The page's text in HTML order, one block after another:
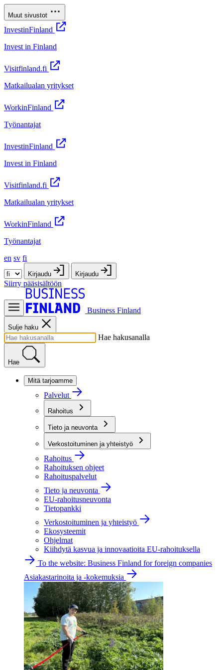
Muut sivustot
InvestinFinland
Invest in Finland
Visitfinland.fi
Matkailualan yritykset
WorkinFinland
Työnantajat
InvestinFinland
Invest in Finland
Visitfinland.fi
Matkailualan yritykset
WorkinFinland
Työnantajat
en sv fi
Kirjaudu Kirjaudu
Siirry pääsisältöön
Business Finland
Sulje haku
Hae hakusanalla
Hae
Mitä tarjoamme
Palvelut
Rahoitus
Tieto ja neuvonta
Verkostoituminen ja yhteistyö
Rahoitus
Rahoituksen ohjeet
Rahoituspalvelut
Tieto ja neuvonta
EU-rahoitusneuvonta
Tietopankki
Verkostoituminen ja yhteistyö
Ekosysteemit
Ohjelmat
Kiihdytä kasvua ja innovaatioita EU-rahoituksella
To the website: Business Finland for foreign companies
Asiakastarinoita ja -kokemuksia